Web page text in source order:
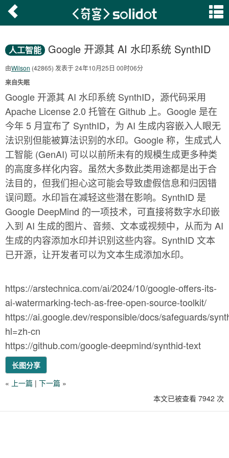
人工智能 Google 开源其 AI 水印系统 SynthID
由Wilson (42865) 发表于 24年10月25日 00时06分
来自失眠
Google 开源其 AI 水印系统 SynthID，源代码采用
Apache License 2.0 托管在 Github 上。Google 是在
今年 5 月宣布了 SynthID，为 AI 生成内容嵌入人眼无
法识别但能被算法识别的水印。Google 称，生成式人
工智能 (GenAI) 可以以前所未有的规模生成更多种类
的高度多样化内容。虽然大多数此类用途都是出于合
法目的，但我们担心这可能会导致虚假信息和归因错
误问题。水印旨在减轻这些潜在影响。SynthID 是
Google DeepMind 的一项技术，可直接将数字水印嵌
入到 AI 生成的图片、音频、文本或视频中，从而为 AI
生成的内容添加水印并识别这些内容。SynthID 文本
已开源，让开发者可以为文本生成添加水印。
https://arstechnica.com/ai/2024/10/google-offers-its-
ai-watermarking-tech-as-free-open-source-toolkit/
https://ai.google.dev/responsible/docs/safeguards/
hl=zh-cn
https://github.com/google-deepmind/synthid-text
长图分享
« 上一篇 | 下一篇 »
本文已被查看 7942 次